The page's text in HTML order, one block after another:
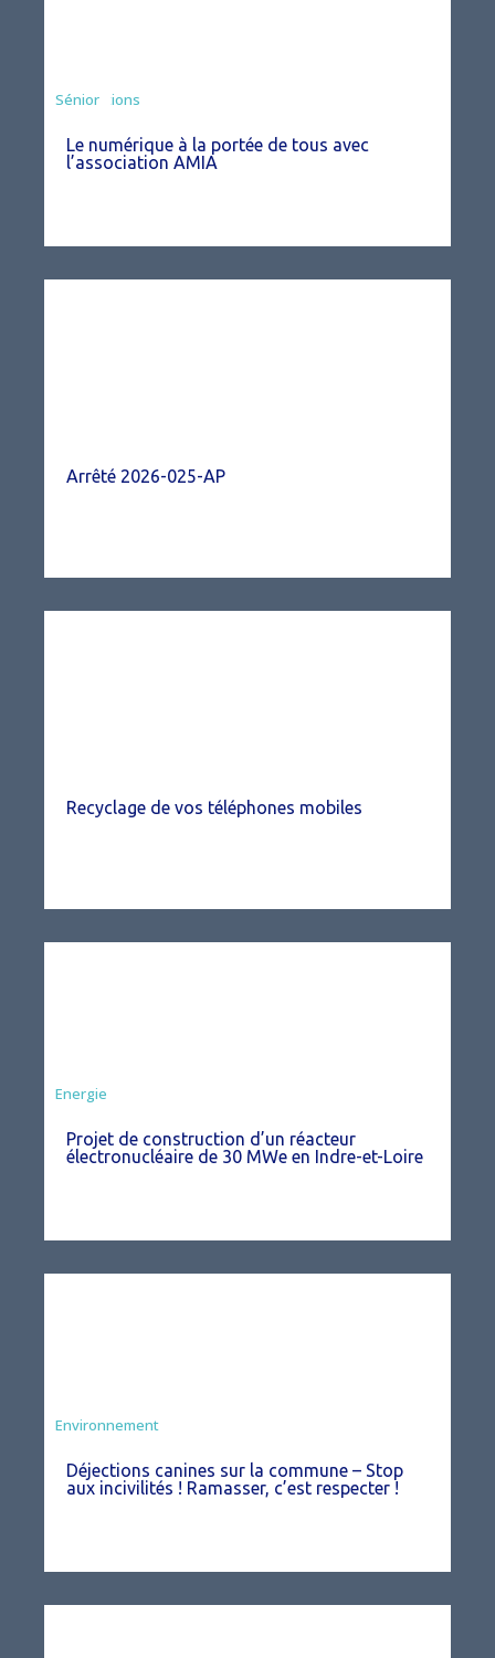
Associations
Sénior
Le numérique à la portée de tous avec
l’association AMIA
Arrêté 2026-025-AP
Recyclage de vos téléphones mobiles
Energie
Projet de construction d’un réacteur
électronucléaire de 30 MWe en Indre-et-Loire
Environnement
Déjections canines sur la commune – Stop
aux incivilités ! Ramasser, c’est respecter !